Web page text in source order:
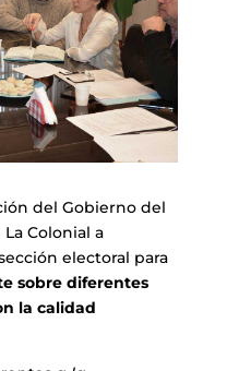
del Gobierno del
Colonial a
electoral para
sobre diferentes
la calidad